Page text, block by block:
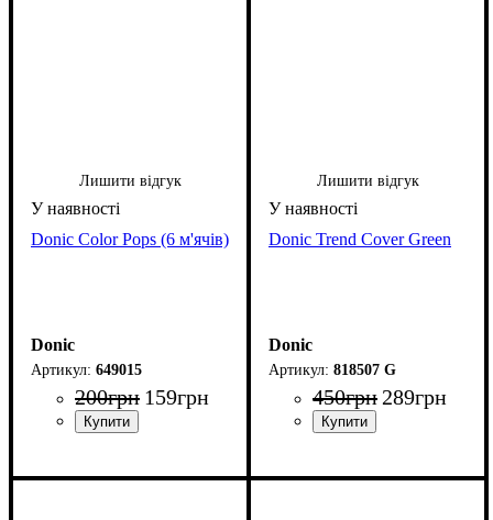
Лишити відгук
Donic Color Pops (6 м'ячів)
Donic
649015
200грн 159грн
Лишити відгук
Donic Trend Cover Green
Donic
818507 G
450грн 289грн